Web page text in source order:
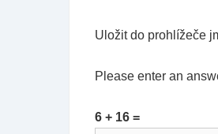
Uložit do prohlížeče
Please enter an
6 + 16 =